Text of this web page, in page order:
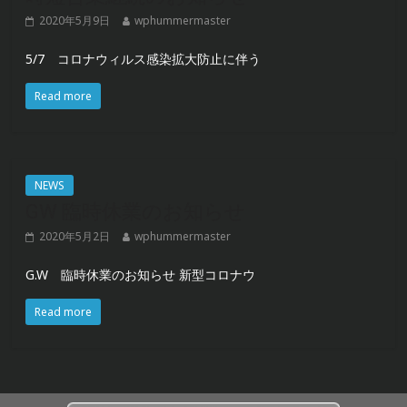
2020年5月9日 wphummermaster
5/7 コロナウィルス感染拡大防止に伴う
Read more
NEWS
2020年5月2日 wphummermaster
G.W 臨時休業のお知らせ 新型コロナウ
Read more